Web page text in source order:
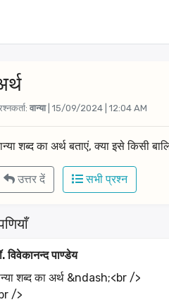
वान्या | 15/09/2024 | 12:04 AM
शब्द का अर्थ बताएं, क्या इसे किसी
उत्तर दें सभी प्रश्न
विवेकानन्द पाण्डेय
शब्द का अर्थ &ndash;<br />
/>